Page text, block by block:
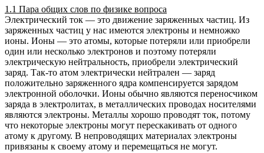
1.1 Пара общих слов по физике вопроса
Электрический ток — это движение заряженных частиц. Из
заряженных частиц у нас имеются электроны и немножко
ионы. Ионы — это атомы, которые потеряли или приобрели
один или несколько электронов и поэтому потеряли
электрическую нейтральность, приобрели электрический
заряд. Так-то атом электрически нейтрален — заряд
положительно заряженного ядра компенсируется зарядом
электронной оболочки. Ионы обычно являются переносчиком
заряда в электролитах, в металлических проводах носителями
являются электроны. Металлы хорошо проводят ток, потому
что некоторые электроны могут перескакивать от одного
атому к другому. В непроводящих материалах электроны
привязаны к своему атому и перемещаться не могут.